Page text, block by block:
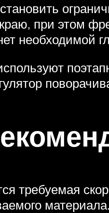
при этом
необходимой
требуемая
материала.